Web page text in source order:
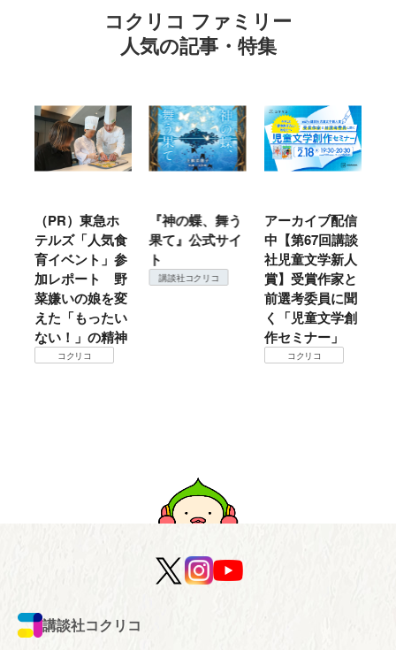
コクリコ ファミリー
人気の記事・特集
（PR）東急ホ
テルズ「人気食
育イベント」参
加レポート 野
菜嫌いの娘を変
えた「もったい
ない！」の精神
コクリコ
『神の蝶、舞う
果て』公式サイ
ト
講談社コクリコ
アーカイブ配信
中【第67回講談
社児童文学新人
賞】受賞作家と
前選考委員に聞
く「児童文学創
作セミナー」
コクリコ
講談社コクリコ